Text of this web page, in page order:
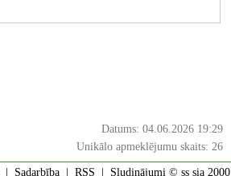
Datums: 04.06.2026 19:29
Unikālo apmeklējumu skaits: 26
Sadarbība RSS | Sludinājumi © ss sia 2000